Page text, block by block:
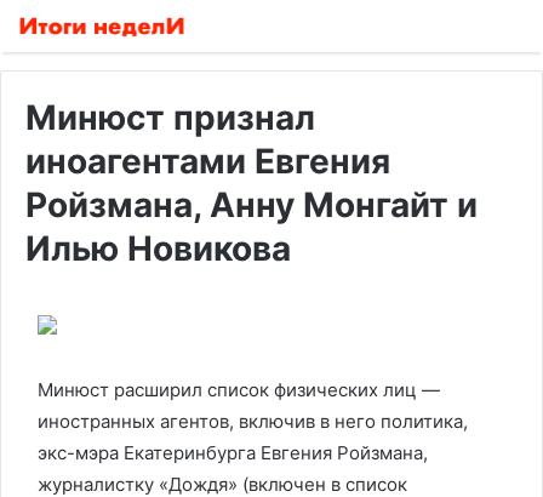
Минюст признал
иноагентами Евгения
Ройзмана, Анну Монгайт и
Илью Новикова
Минюст расширил список физических лиц —
иностранных агентов, включив в него политика,
экс-мэра Екатеринбурга Евгения Ройзмана,
журналистку «Дождя» (включен в список